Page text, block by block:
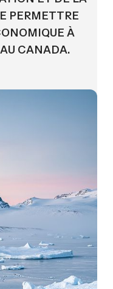
PERMETTRE
À
CANADA.